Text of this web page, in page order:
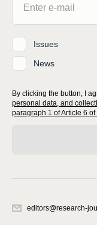
Issues
News
By clicking the button, I
personal data, and
paragraph 1 of Article 6
editors@research-